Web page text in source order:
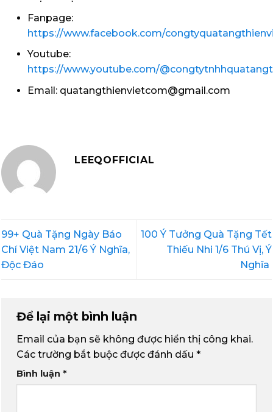
Fanpage:
https://www.facebook.com/
Youtube:
https://www.youtube.com/
Email: quatangthienvietcom@gmail.com
LEEQOFFICIAL
99+ Quà Tặng Ngày Báo
Chí Việt Nam 21/6 Ý Nghĩa,
Độc Đáo
100 Ý Tưởng Quà Tặng Tết
Thiếu Nhi 1/6 Thú Vị, Ý
Nghĩa
Để lại một bình luận
Email của bạn sẽ không được hiển thị công khai.
Các trường bắt buộc được đánh dấu *
Bình luận *